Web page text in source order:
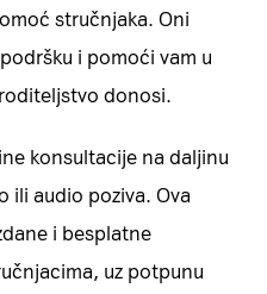
stručnjaka. Oni
i pomoći vam u
donosi.
konsultacije na daljinu
ili audio poziva. Ova
i besplatne
uz potpunu